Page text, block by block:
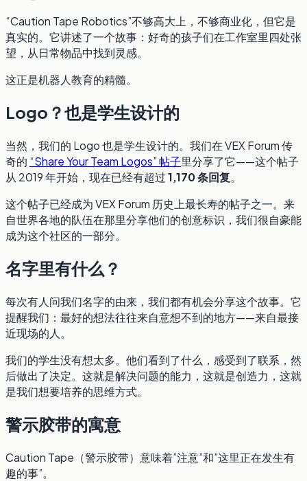
“Caution Tape Robotics”不够高大上，不够商业化，但它是
真实的。它讲述了一个故事：好奇的孩子们在工作室里四处张
望，从日常物品中找到灵感。
这正是机器人教育的精髓。
Logo？也是学生设计的
当然，我们的 Logo 也是学生设计的。我们在 VEX Forum 传
奇的 “Share Your Team Logos” 帖子里分享了它——这个帖子
从 2019 年开始，现在已经有超过1,170 条回复。
这个帖子已经成为 VEX Forum 历史上最长寿的帖子之一。来
自世界各地的队伍在那里分享他们的创意标识，我们很自豪能
成为这个社区的一部分。
名字里有什么？
每次有人问我们名字的由来，我们都有机会分享这个故事。它
提醒我们：最好的想法往往来自意想不到的地方——来自最接
近现场的人。
我们的学生没有想太多。他们看到了什么，感受到了联系，然
后做出了决定。这就是解决问题的能力，这就是创造力，这就
是我们想要培养的思维方式。
警示胶带的寓意
Caution Tape（警示胶带）意味着”注意”和”这里正在发生有
趣的事”。